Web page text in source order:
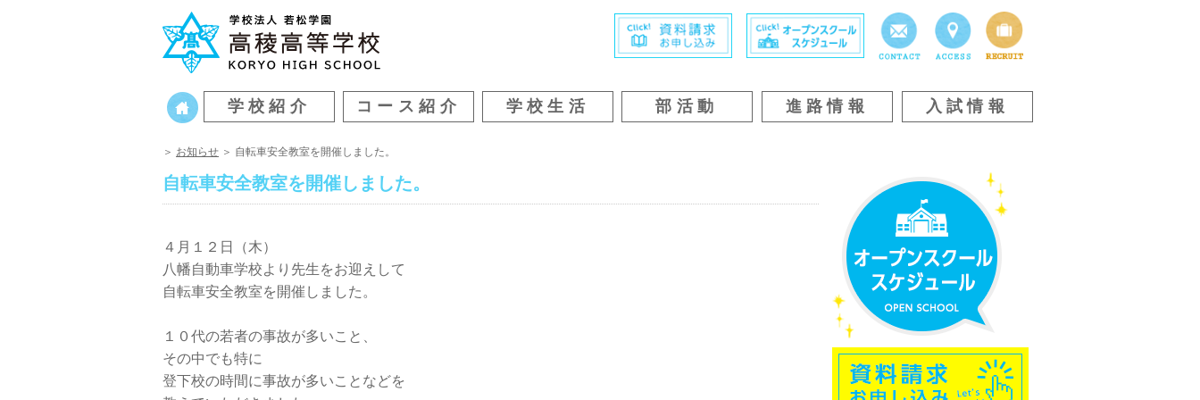
学校紹介 コース紹介 学校生活 部活動 進路情報 入試情報
＞ お知らせ ＞ 自転車安全教室を開催しました。
自転車安全教室を開催しました。
４月１２日（木）
八幡自動車学校より先生をお迎えして
自転車安全教室を開催しました。
１０代の若者の事故が多いこと、
その中でも特に
登下校の時間に事故が多いことなどを